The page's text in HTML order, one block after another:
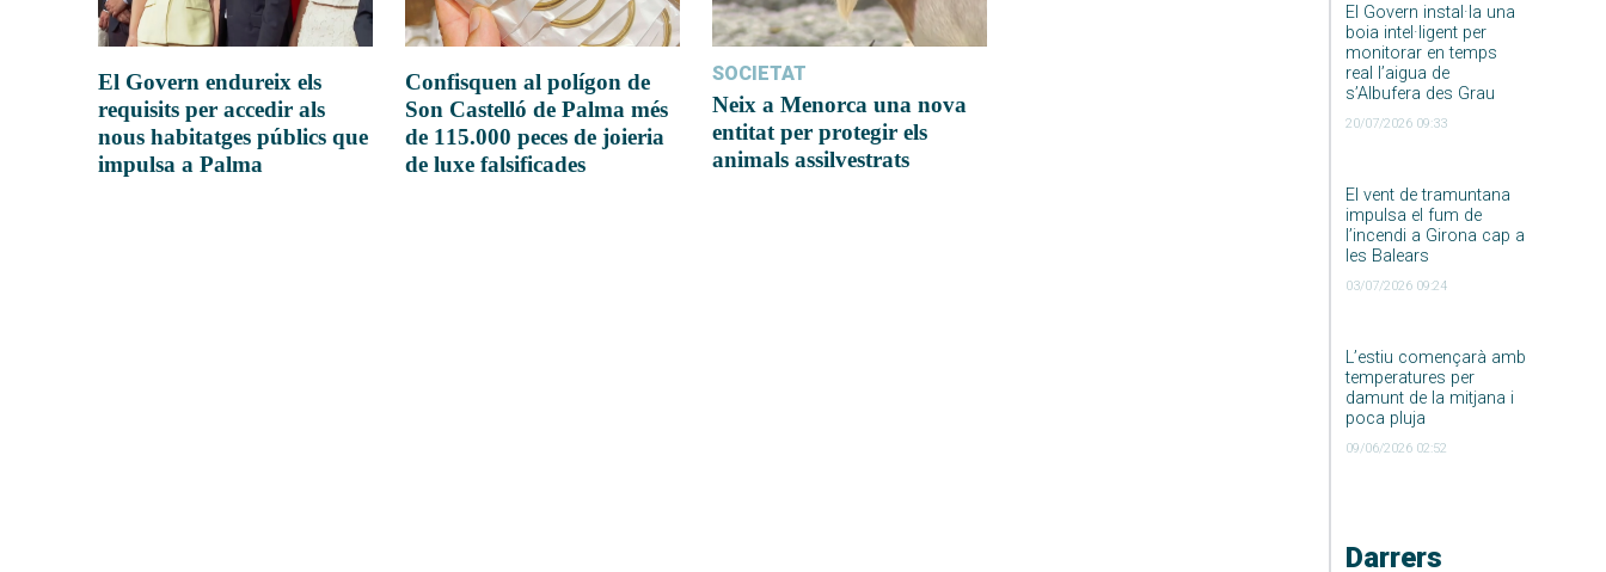
El Govern instal·la una
boia intel·ligent per
monitorar en temps
real l’aigua de
s’Albufera des Grau
20/07/2026 09:33
El vent de tramuntana
impulsa el fum de
l’incendi a Girona cap a
les Balears
03/07/2026 09:24
L’estiu començarà amb
temperatures per
damunt de la mitjana i
poca pluja
09/06/2026 02:52
Darrers
El Govern endureix els
requisits per accedir als
nous habitatges públics que
impulsa a Palma
Confisquen al polígon de
Son Castelló de Palma més
de 115.000 peces de joieria
de luxe falsificades
SOCIETAT
Neix a Menorca una nova
entitat per protegir els
animals assilvestrats